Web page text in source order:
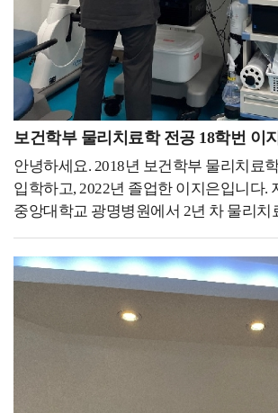
이후 지금까지도 불완전함에 불안해지고
때론 싫어질 때도 있지만 그럴 때면 대학
떠올려 보며 비틀대도 넘어지지 않도록
있습니다. 이 글을 읽는 모든 학우 분들
자긍심과 자부심을 갖길 바라며, 각자 이
응원하겠습니다. 감사합니다.
같습니다. 이 자리를 빌려 나윤서 교수님
말씀 전해 드리고 싶습니다. 저는 이제
직장 생활을 하게 될 텐데, 대학생 때 가
태도를 바탕으로 현실에 안주하지 않고
나가는 사람이 되려 합니다. 이 글을 보고
후배들에게는 좋은 동기부여가 되었으
여러분의 앞날을 응원하겠습니다!
매우 좋은 환경입니다. 또한 지도 교수님
학우들과 같이 연구도 하며 학술대회에
수상하였습니다.대학원 졸업 후 저는 모
후배들에게 강의하고 있습니다.수업을
만나게 되어 매우 뿌듯하며 그만큼 열심
준비하고 여러 가지 진로에 대해서도 함
있도록 하고 있습니다.열심히 노력한 결
선정되는 뜻깊은 결과도 얻었습니다.대
진로에 대해서 정말 많이 고민했었던 거
안경광학과의 경우 안경사나 검안사만
안경사나 검안사뿐만 아니라 광학 회사,
등등 많은 곳으로 취업하고 있습니다.취
중요한 건 내가 하고자 하는 일에서 필요
무엇이 있는지 알아보는 게 중요합니다.
준비하는것 보다는 대학교에 다니면서
보건학부 물리치료학 전공 18학번 이
안녕하세요. 2018년 보건학부 물리치료
입학하고, 2022년 졸업한 이지은입니다.
중앙대학교 광명병원에서 2년 차 물리치
있습니다.제게 있어 대학 생활은 다양한
대해 알아보고 고민하는 시간의 연속이
학우분들께서도 저와 같이 미래를 위한
이어가고 계실 거라고 생각합니다. 저는
졸업한 후, 임상에서의 풍부한 경험을 쌓
대학병원에 지원하였고 첫 병원에서 다